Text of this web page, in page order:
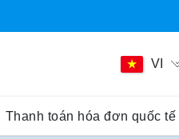
VI
Thanh toán hóa đơn quốc tế